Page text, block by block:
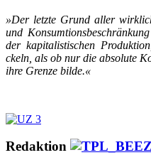
»Der letz­te Grund al­ler
und
der ka­pi­­ta­­lis­­ti­­schen
ckeln, als ob nur die ab­so­lu­te
ih­re Gren­ze bil­de.«
Redaktion